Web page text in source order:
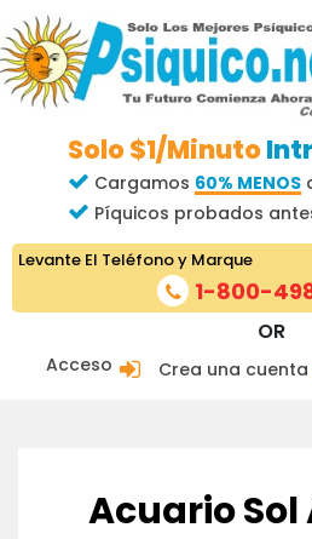
Solo $1/Minuto
Cargamos 60% MENOS
Píquicos probados
Acceso Crea una cuenta
OR
Levante El Teléfono y Marque
1-800-
Acuario